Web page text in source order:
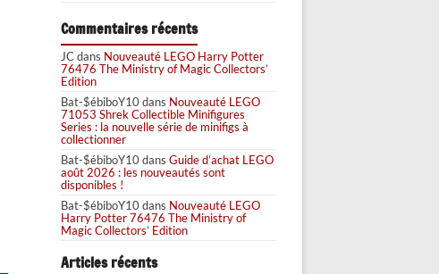
Commentaires récents
JCdans Nouveauté LEGO Harry Potter
76476 The Ministry of Magic Collectors’
Edition
Bat-$ébiboY10dans Nouveauté LEGO
71053 Shrek Collectible Minifigures
Series : la nouvelle série de minifigs à
collectionner
Bat-$ébiboY10dans Guide d’achat LEGO
août 2026 : les nouveautés sont
disponibles !
Bat-$ébiboY10dans Nouveauté LEGO
Harry Potter 76476 The Ministry of
Magic Collectors’ Edition
Articles récents